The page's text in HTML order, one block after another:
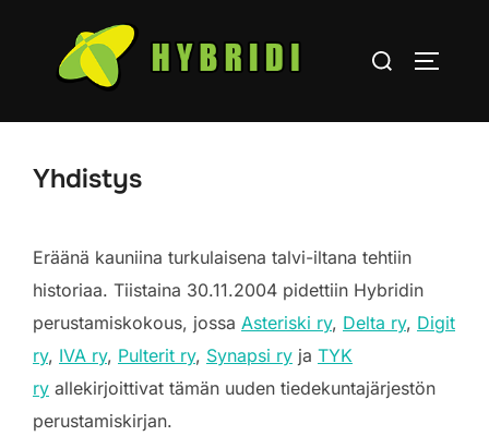
content
Search
Yhdistys
Eräänä kauniina turkulaisena talvi-iltana tehtiin
historiaa. Tiistaina 30.11.2004 pidettiin Hybridin
perustamiskokous, jossa Asteriski ry, Delta ry, Digit
ry, IVA ry, Pulterit ry, Synapsi ry ja TYK
ry allekirjoittivat tämän uuden tiedekuntajärjestön
perustamiskirjan.